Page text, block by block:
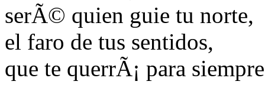
serÃ© quien guie tu norte,
el faro de tus sentidos,
que te querrÃ¡ para